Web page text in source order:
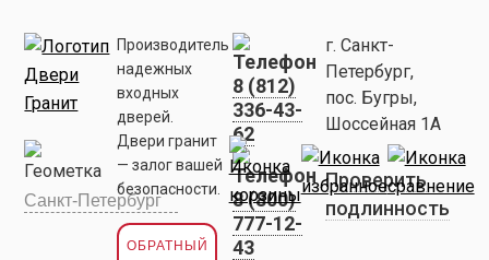
Производитель
надежных
входных
дверей.
Двери гранит
— залог вашей
безопасности.
ОБРАТНЫЙ
8 (812)
336-43-
62
8 (800)
777-12-
43
г. Санкт-
Петербург,
пос. Бугры,
Шоссейная 1А
Проверить
подлинность